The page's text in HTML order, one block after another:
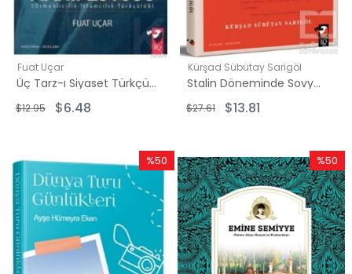
Fuat Uçar
Üç Tarz-ı Siyaset Türkçülüğün Manifestosu
$6.48
$12.95
Kürşad Sübütay Sarigöl
Stalin Döneminde Sovyetlerin Türk Siyasetine Etkisi
$13.81
$27.61
%50
%50İndirim
%50
İndirim